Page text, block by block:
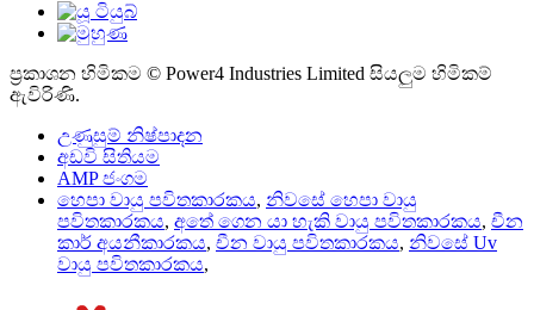
ප්‍රකාශන හිමිකම © Power4 Industries Limited සියලුම හිමිකම්
ඇවිරිණි.
උණුසුම් නිෂ්පාදන
අඩවි සිතියම
AMP ජංගම
හෙපා වායු පවිතකාරකය, නිවසේ හෙපා වායු
පවිතකාරකය, අතේ ගෙන යා හැකි වායු පවිතකාරකය, චීන
කාර් අයනීකාරකය, චීන වායු පවිතකාරකය, නිවසේ Uv
වායු පවිතකාරකය,